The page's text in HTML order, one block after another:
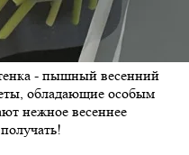
- пышный весенний
обладающие особым
нежное весеннее